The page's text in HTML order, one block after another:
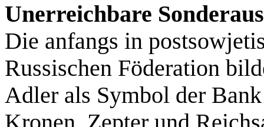
Unerreichbare
Die anfangs in
Russischen Föderation
Adler als Symbol der